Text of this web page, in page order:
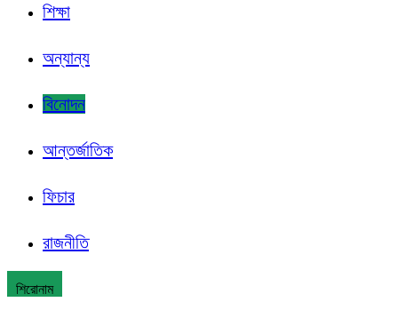
শিক্ষা
অন্যান্য
বিনোদন
আন্তর্জাতিক
ফিচার
রাজনীতি
শিরোনাম